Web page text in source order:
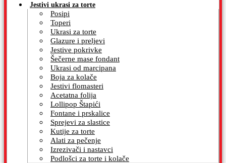
Jestivi ukrasi za torte
Posipi
Toperi
Ukrasi za torte
Glazure i preljevi
Jestive pokrivke
Šečerne mase fondant
Ukrasi od marcipana
Boja za kolače
Jestivi flomasteri
Acetatna folija
Lollipop Štapići
Fontane i prskalice
Sprejevi za slastice
Kutije za torte
Alati za pečenje
Izrezivači i nastavci
Podlošci za torte i kolače